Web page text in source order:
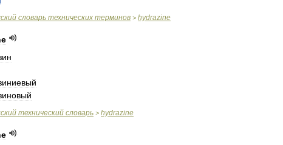
словарь технических терминов > hydrazine
технический словарь > hydrazine